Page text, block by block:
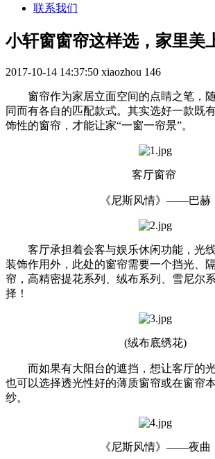
联系我们
小轩窗窗帘这样选，家里美
2017-10-14 14:37:50 xiaozhou 146
窗帘作为家居立面空间的点睛之笔，随
同而有各自的匹配款式。其实选好一款既
饰性的窗帘，才能让家“一窗一帘景”。
客厅窗帘
《尼斯风情》——巴赫
客厅承担着会客与娱乐休闲功能，光线
装饰作用外，此处的窗帘需要一个挡光、
帘，高精密提花系列、绒布系列、雪尼尔
择！
(绒布底绣花)
而如果有大阳台的遮挡，想让客厅的光
也可以选择透光性好的薄质窗帘或在窗帘
纱。
《尼斯风情》——夜曲